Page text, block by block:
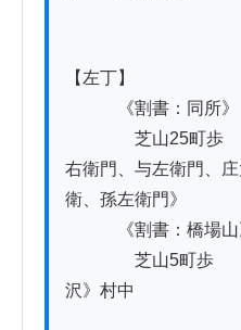
勘三郎　
【左丁】
《割書：同所》
芝山25町歩　　
右衛門、与左衛門、
衛、孫左衛門》
《割書：橋場山
芝山5町歩　　
沢》村中